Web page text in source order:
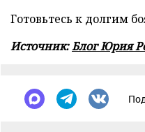
Готовьтесь к долгим
Источник:Блог Юрия